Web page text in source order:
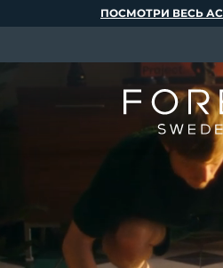
ПОСМОТРИ ВЕСЬ